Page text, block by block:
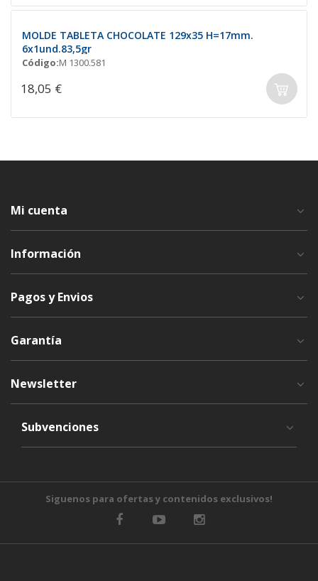
MOLDE TABLETA CHOCOLATE 129x35 H=17mm.
6x1und.83,5gr
Código:M 1300.581
18,05 €
Mi cuenta
Información
Pagos y Envios
Garantía
Newsletter
Subvenciones
Siguenos para ofertas y contenidos exclusivos!